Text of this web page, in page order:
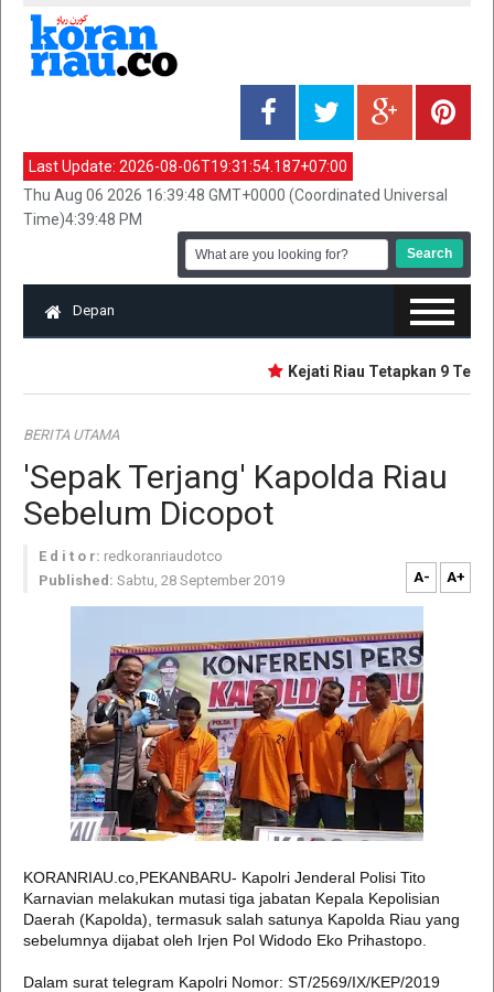
Last Update: 2026-08-06T19:31:54.187+07:00
Thu Aug 06 2026 16:39:48 GMT+0000 (Coordinated Universal
Time)4:39:48 PM
Depan
Kejati Riau Tetapkan 9
BERITA UTAMA
'Sepak Terjang' Kapolda Riau
Sebelum Dicopot
E d i t o r: redkoranriaudotco
Published: Sabtu, 28 September 2019 A- A+
KORANRIAU.co,PEKANBARU- Kapolri Jenderal Polisi Tito
Karnavian melakukan mutasi tiga jabatan Kepala Kepolisian
Daerah (Kapolda), termasuk salah satunya Kapolda Riau yang
sebelumnya dijabat oleh Irjen Pol Widodo Eko Prihastopo.
Dalam surat telegram Kapolri Nomor: ST/2569/IX/KEP/2019